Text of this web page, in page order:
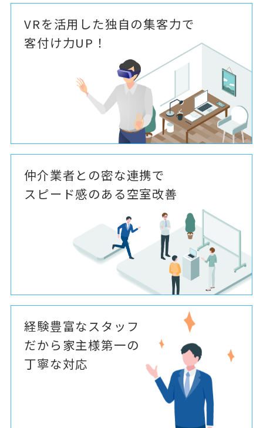
VRを活用した独自の集客力で
客付け力UP！
仲介業者との密な連携で
スピード感のある空室改善
経験豊富なスタッフ
だから家主様第一の
丁寧な対応